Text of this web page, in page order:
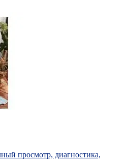
просмотр, диагностика,